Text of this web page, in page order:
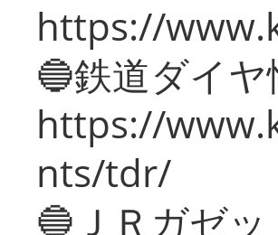
https://
🔵鉄道ダイ
https://
nts/tdr/
🔵ＪＲガゼッ